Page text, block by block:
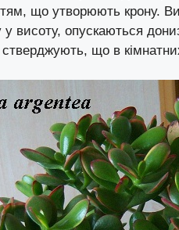
що утворюють крону.
у висоту, опускаються
що в